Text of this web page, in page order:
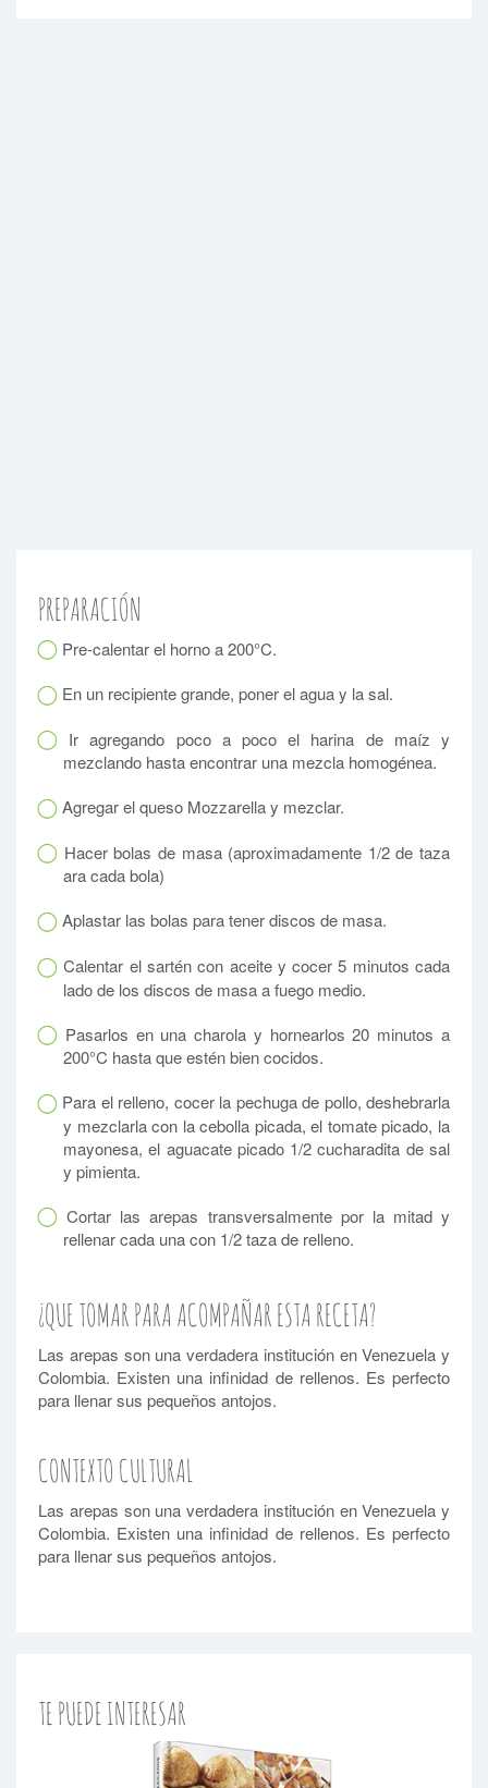
PREPARACIÓN
Pre-calentar el horno a 200°C.
En un recipiente grande, poner el agua y la sal.
Ir agregando poco a poco el harina de maíz y
mezclando hasta encontrar una mezcla homogénea.
Agregar el queso Mozzarella y mezclar.
Hacer bolas de masa (aproximadamente 1/2 de taza
ara cada bola)
Aplastar las bolas para tener discos de masa.
Calentar el sartén con aceite y cocer 5 minutos cada
lado de los discos de masa a fuego medio.
Pasarlos en una charola y hornearlos 20 minutos a
200°C hasta que estén bien cocidos.
Para el relleno, cocer la pechuga de pollo, deshebrarla
y mezclarla con la cebolla picada, el tomate picado, la
mayonesa, el aguacate picado 1/2 cucharadita de sal
y pimienta.
Cortar las arepas transversalmente por la mitad y
rellenar cada una con 1/2 taza de relleno.
¿QUE TOMAR PARA ACOMPAÑAR ESTA RECETA?
Las arepas son una verdadera institución en Venezuela y
Colombia. Existen una infinidad de rellenos. Es perfecto
para llenar sus pequeños antojos.
CONTEXTO CULTURAL
Las arepas son una verdadera institución en Venezuela y
Colombia. Existen una infinidad de rellenos. Es perfecto
para llenar sus pequeños antojos.
TE PUEDE INTERESAR